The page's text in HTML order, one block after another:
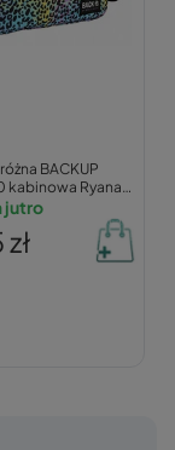
BACKUP
Ryanair
fiolet
jutro